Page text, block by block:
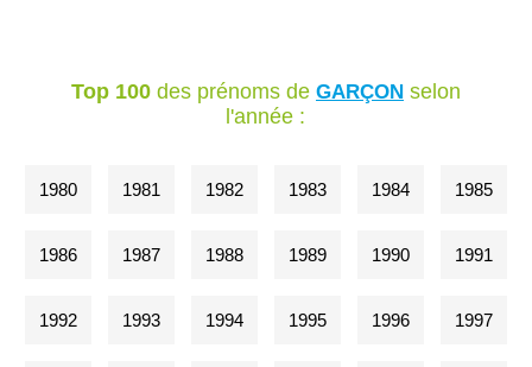
Top 100des prénoms de GARÇONselon
l'année :
1980 1981 1982 1983 1984 1985
1986 1987 1988 1989 1990 1991
1992 1993 1994 1995 1996 1997